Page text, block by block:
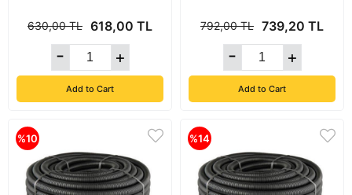
618,00 TL
630,00 TL
Add to Cart
739,20 TL
792,00 TL
Add to Cart
%10 %14